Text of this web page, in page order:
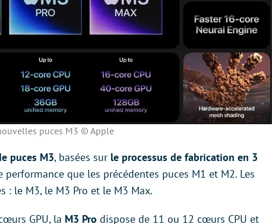
puces M3 © Apple
puces M3, basées sur le processus de fabrication en 3
que les précédentes puces M1 et M2. Les
: le M3, le M3 Pro et le M3 Max.
GPU, la M3 Pro dispose de 11 ou 12 cœurs CPU et